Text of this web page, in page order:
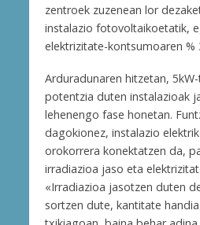
zentroek zuzenean lor
instalazio fotovoltaikoetatik,
elektrizitate-kontsumoaren %
Arduradunaren hitzetan,
potentzia duten instalazioak
lehenengo fase honetan.
dagokionez, instalazio
orokorrera konektatzen da,
irradiazioa jaso eta
«Irradiazioa jasotzen duten
sortzen dute, kantitate